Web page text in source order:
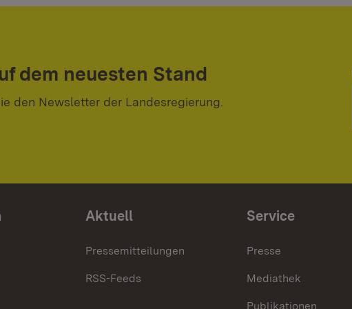
dem neuesten Stand
den Newsletter der Landesregierung.
Aktuell
Pressemitteilungen
RSS-Feeds
Service
Presse
Mediathek
Publikationen